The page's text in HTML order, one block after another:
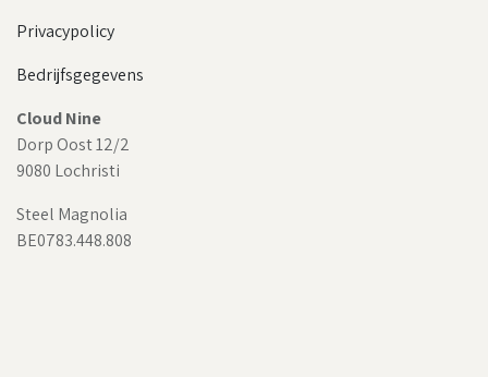
Privacypolicy
Bedrijfsgegevens
Cloud Nine
Dorp Oost 12/2
9080 Lochristi
Steel Magnolia
BE0783.448.808